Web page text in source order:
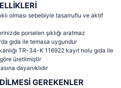
olması sebebiyle tasarruflu ve aktif
porselen şıklığı aratmaz
gıda ile temasa uygundur
TR-34-K 116922 kayıt nolu gıda ile
üretilmiştir
dayanıklıdır
GEREKENLER